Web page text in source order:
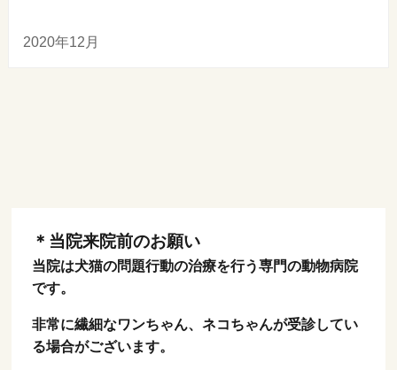
2020年12月
＊当院来院前のお願い
当院は犬猫の問題行動の治療を行う専門の動物病院
です。
非常に繊細なワンちゃん、ネコちゃんが受診してい
る場合がございます。